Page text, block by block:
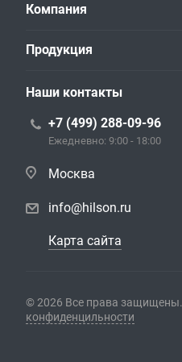
Компания
Продукция
Наши контакты
+7 (499) 288-09-96
Ежедневно: 9:00 - 18:00
Москва
info@hilson.ru
Карта сайта
© 2026 Все права защищены.
конфиденцильности